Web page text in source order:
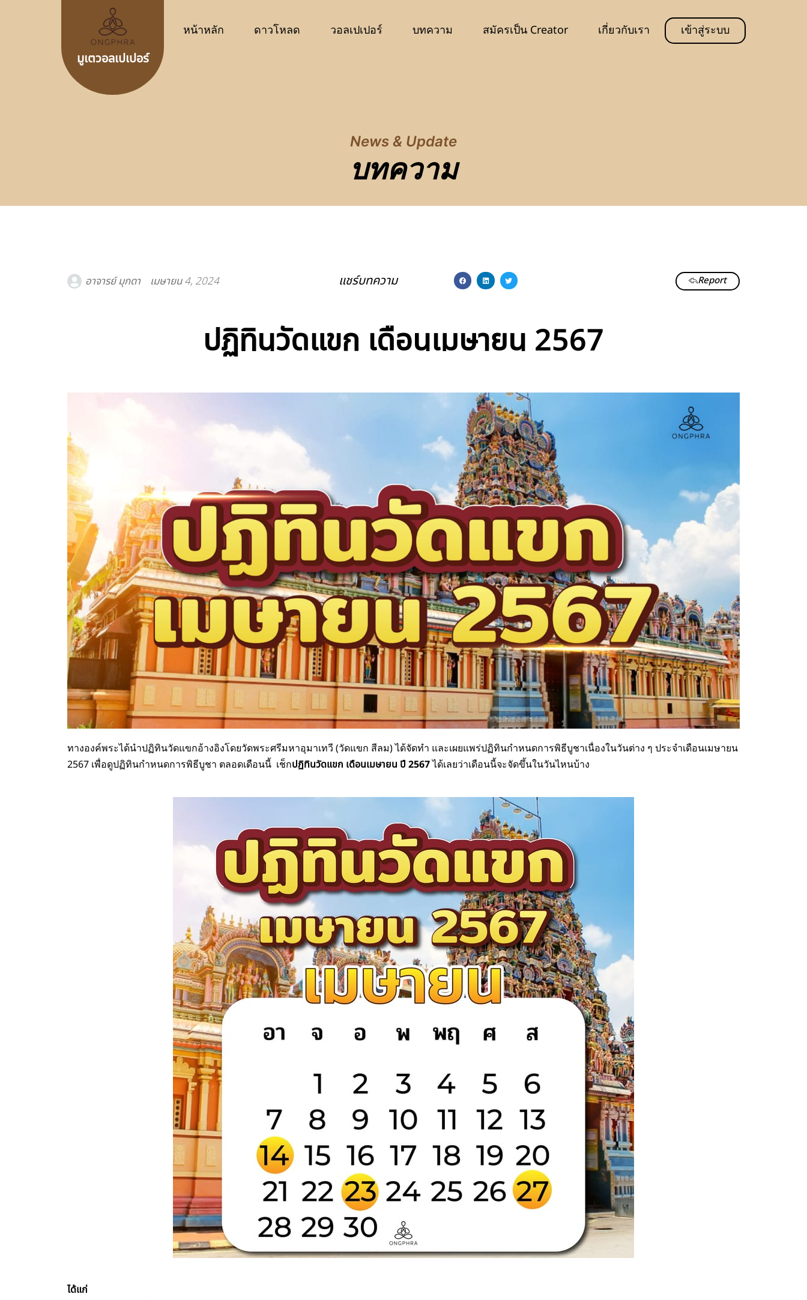
มูเตวอลเปเปอร์
หน้าหลัก ดาวโหลด วอลเปเปอร์ บทความ สมัครเป็น Creator เกี่ยวกับเรา เข้าสู่ระบบ
News & Update
บทความ
อาจารย์ มุกดา เมษายน 4, 2024 แชร์บทความ Report
ปฏิทินวัดแขก เดือนเมษายน 2567
ทางองค์พระได้นำปฏิทินวัดแขกอ้างอิงโดยวัดพระศรีมหาอุมาเทวี (วัดแขก สีลม) ได้จัดทำ และเผยแพร่ปฏิทินกำหนดการพิธีบูชาเนื่องในวันต่าง ๆ ประจำเดือนเมษายน
2567 เพื่อดูปฏิทินกำหนดการพิธีบูชา ตลอดเดือนนี้ เช็กปฏิทินวัดแขก เดือนเมษายน ปี 2567ได้เลยว่าเดือนนี้จะจัดขึ้นในวันไหนบ้าง
ได้แก่